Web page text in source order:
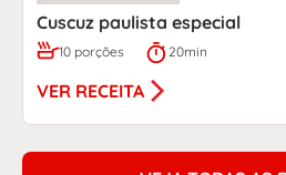
Cuscuz paulista especial
10 porções 20min
VER RECEITA